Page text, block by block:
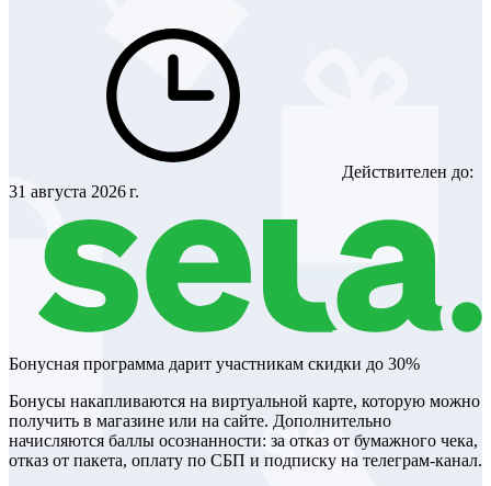
Действителен до:
31 августа 2026 г.
Бонусная программа дарит участникам скидки до 30%
Бонусы накапливаются на виртуальной карте, которую можно
получить в магазине или на сайте. Дополнительно
начисляются баллы осознанности: за отказ от бумажного чека,
отказ от пакета, оплату по СБП и подписку на телеграм-канал.